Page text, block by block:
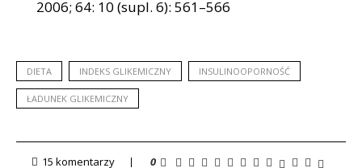
2006; 64: 10 (supl. 6): 561–566
DIETA INDEKS GLIKEMICZNY INSULINOOPORNOŚĆ
ŁADUNEK GLIKEMICZNY
15 komentarzy 0